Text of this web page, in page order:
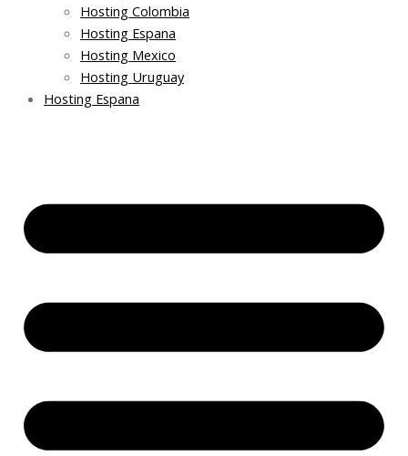
Hosting Colombia
Hosting Espana
Hosting Mexico
Hosting Uruguay
Hosting Espana